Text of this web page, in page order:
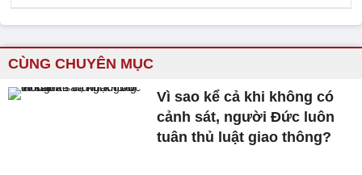
CÙNG CHUYÊN MỤC
Vì sao kể cả khi không có
cảnh sát, người Đức luôn
tuân thủ luật giao thông?